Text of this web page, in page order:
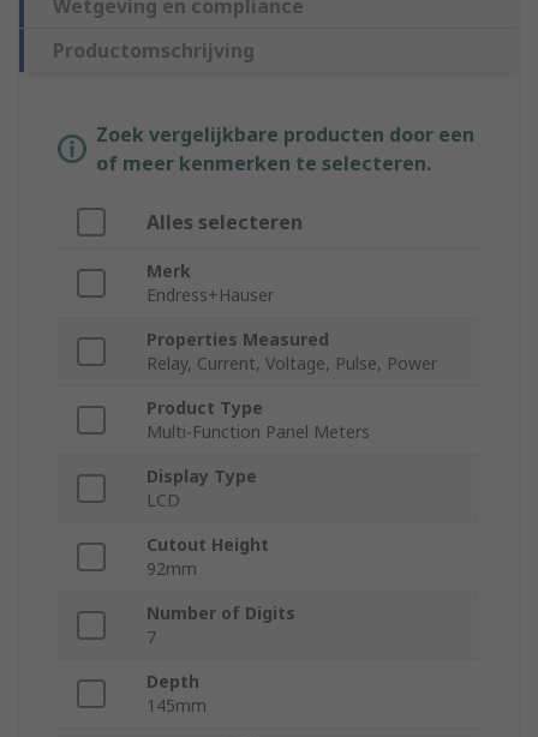
Wetgeving en compliance
Productomschrijving
Zoek vergelijkbare producten door een
of meer kenmerken te selecteren.
Alles selecteren
Merk
Endress+Hauser
Properties Measured
Relay, Current, Voltage, Pulse, Power
Product Type
Multi-Function Panel Meters
Display Type
LCD
Cutout Height
92mm
Number of Digits
7
Depth
145mm